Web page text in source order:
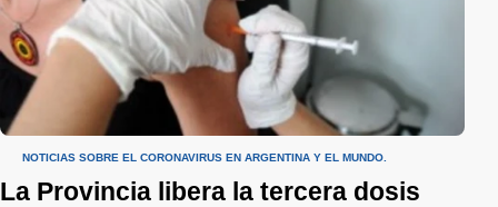
NOTICIAS SOBRE EL CORONAVIRUS EN ARGENTINA Y EL MUNDO.
La Provincia libera la tercera dosis